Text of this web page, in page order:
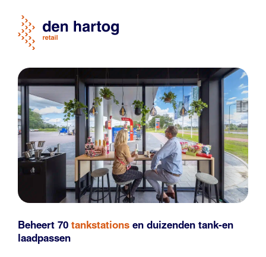
Beheert 70 tankstations en duizenden tank-en
laadpassen